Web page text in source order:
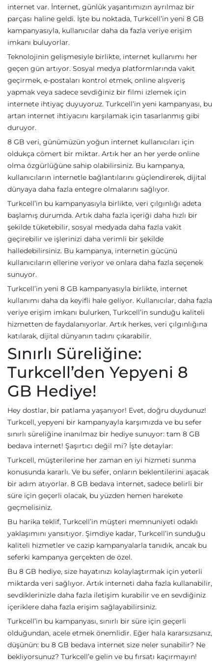
internet var. İnternet, günlük yaşantımızın ayrılmaz bir
parçası haline geldi. İşte bu noktada, Turkcell’in yeni 8 GB
kampanyasıyla, kullanıcılar daha da fazla veriye erişim
imkanı buluyorlar.
Teknolojinin gelişmesiyle birlikte, internet kullanımı her
geçen gün artıyor. Sosyal medya platformlarında vakit
geçirmek, e-postaları kontrol etmek, online alışveriş
yapmak veya sadece sevdiğiniz bir filmi izlemek için
internete ihtiyaç duyuyoruz. Turkcell’in yeni kampanyası, bu
artan internet ihtiyacını karşılamak için tasarlanmış gibi
duruyor.
8 GB veri, günümüzün yoğun internet kullanıcıları için
oldukça cömert bir miktar. Artık her an her yerde online
olma özgürlüğüne sahip olabilirsiniz. Bu kampanya,
kullanıcıların internetle bağlantılarını güçlendirerek, dijital
dünyaya daha fazla entegre olmalarını sağlıyor.
Turkcell’in bu kampanyasıyla birlikte, veri çılgınlığı adeta
başlamış durumda. Artık daha fazla içeriği daha hızlı bir
şekilde tüketebilir, sosyal medyada daha fazla vakit
geçirebilir ve işlerinizi daha verimli bir şekilde
halledebilirsiniz. Bu kampanya, internetin gücünü
kullanıcıların ellerine veriyor ve onlara daha fazla seçenek
sunuyor.
Turkcell’in yeni 8 GB kampanyasıyla birlikte, internet
kullanımı daha da keyifli hale geliyor. Kullanıcılar, daha fazla
veriye erişim imkanı bulurken, Turkcell’in sunduğu kaliteli
hizmetten de faydalanıyorlar. Artık herkes, veri çılgınlığına
katılarak, dijital dünyanın tadını çıkarabilir.
Sınırlı Süreliğine:
Turkcell’den Yepyeni 8
GB Hediye!
Hey dostlar, bir patlama yaşanıyor! Evet, doğru duydunuz!
Turkcell, yepyeni bir kampanyayla karşımızda ve bu sefer
sınırlı süreliğine inanılmaz bir hediye sunuyor: tam 8 GB
bedava internet! Şaşırtıcı değil mi? İşte detaylar:
Turkcell, müşterilerine her zaman en iyi hizmeti sunma
konusunda kararlı. Ve bu sefer, onların beklentilerini aşacak
bir adım atıyorlar. 8 GB bedava internet, sadece belirli bir
süre için geçerli olacak, bu yüzden hemen harekete
geçmelisiniz.
Bu harika teklif, Turkcell’in müşteri memnuniyeti odaklı
yaklaşımını yansıtıyor. Şimdiye kadar, Turkcell’in sunduğu
kaliteli hizmetler ve cazip kampanyalarla tanıdık, ancak bu
seferki kampanya gerçekten de özel.
Bu 8 GB hediye, size hayatınızı kolaylaştırmak için yeterli
miktarda veri sağlıyor. Artık interneti daha fazla kullanabilir,
sevdiklerinizle daha fazla iletişim kurabilir ve en sevdiğiniz
içeriklere daha fazla erişim sağlayabilirsiniz.
Turkcell’in bu kampanyası, sınırlı bir süre için geçerli
olduğundan, acele etmek önemlidir. Eğer hala kararsızsanız,
düşünün: bu 8 GB bedava internet size neler sunabilir? Ne
bekliyorsunuz? Turkcell’e gelin ve bu fırsatı kaçırmayın!